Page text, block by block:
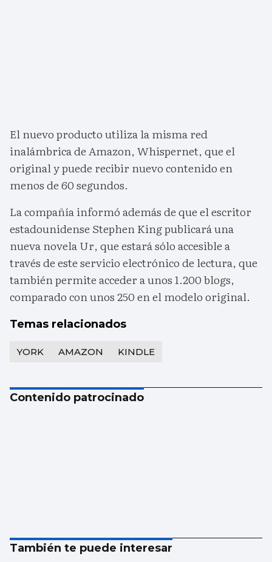
El nuevo producto utiliza la misma red
inalámbrica de Amazon, Whispernet, que el
original y puede recibir nuevo contenido en
menos de 60 segundos.
La compañía informó además de que el escritor
estadounidense Stephen King publicará una
nueva novela Ur, que estará sólo accesible a
través de este servicio electrónico de lectura, que
también permite acceder a unos 1.200 blogs,
comparado con unos 250 en el modelo original.
Temas relacionados
YORK AMAZON KINDLE
Contenido patrocinado
También te puede interesar